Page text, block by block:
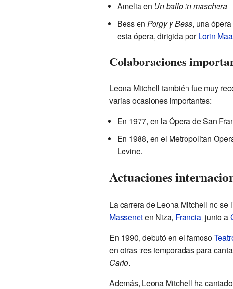
Amelia en Un ballo in maschera
Bess en Porgy y Bess, una
esta ópera, dirigida porLorin
Colaboraciones
Leona Mitchell también fue muy
varias ocasiones importantes:
En 1977, en la Ópera de San
En 1988, en el Metropolitan
Levine.
Actuaciones
La carrera de Leona Mitchell no
Masseneten Niza, Francia, junto a
En 1990, debutó en el famoso
en otras tres temporadas para
Carlo.
Además, Leona Mitchell ha